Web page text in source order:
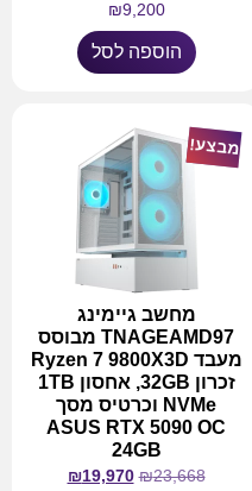
₪9,200
הוספה לסל
מבצע!
מחשב גיימינג
TNAGEAMD97 מבוסס
מעבד Ryzen 7 9800X3D
זכרון 32GB, אחסון 1TB
NVMe וכרטיס מסך
ASUS RTX 5090 OC
24GB
₪23,668
₪19,970